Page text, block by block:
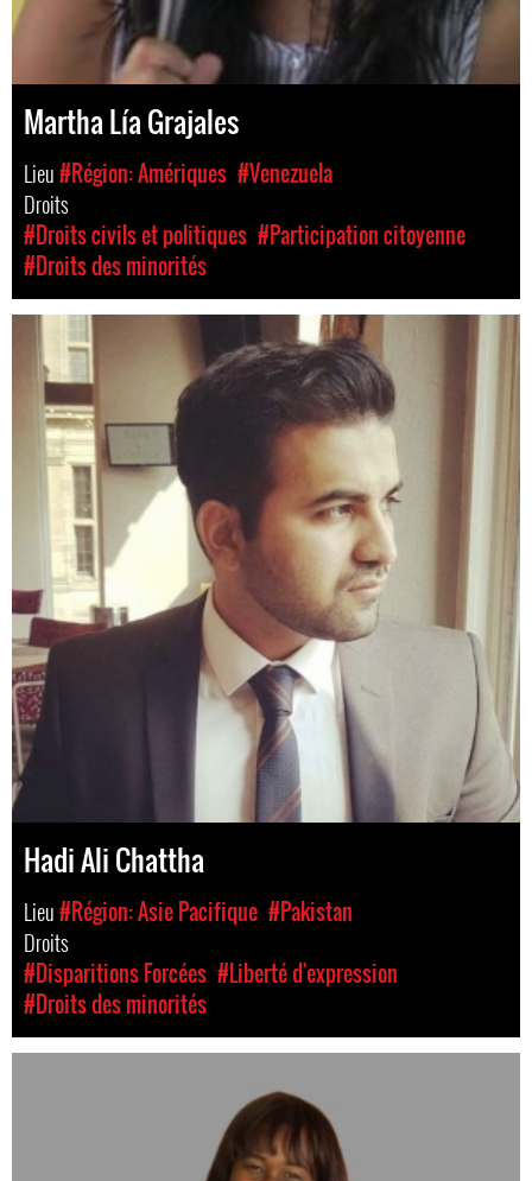
Martha Lía Grajales
Lieu#Région: Amériques #Venezuela
Droits
#Droits civils et politiques #Participation citoyenne
#Droits des minorités
Hadi Ali Chattha
Lieu#Région: Asie Pacifique #Pakistan
Droits
#Disparitions Forcées #Liberté d'expression
#Droits des minorités